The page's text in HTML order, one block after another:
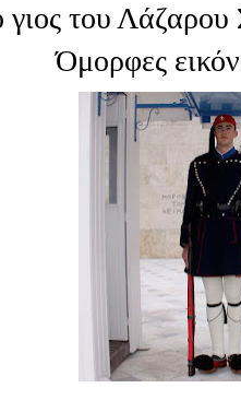
του
Όμορφες